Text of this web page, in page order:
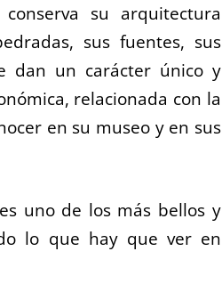
su arquitectura
sus fuentes, sus
dan un carácter único y
relacionada con la
en su museo y en sus
uno de los más bellos y
lo que hay que ver en